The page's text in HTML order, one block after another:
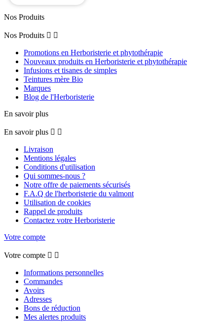
Nos Produits
Nos Produits  
Promotions en Herboristerie et phytothérapie
Nouveaux produits en Herboristerie et phytothérapie
Infusions et tisanes de simples
Teintures mère Bio
Marques
Blog de l'Herboristerie
En savoir plus
En savoir plus  
Livraison
Mentions légales
Conditions d'utilisation
Qui sommes-nous ?
Notre offre de paiements sécurisés
F.A.Q de l'herboristerie du valmont
Utilisation de cookies
Rappel de produits
Contactez votre Herboristerie
Votre compte
Votre compte  
Informations personnelles
Commandes
Avoirs
Adresses
Bons de réduction
Mes alertes produits